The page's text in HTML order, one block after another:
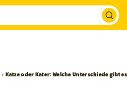
Katze oder Kater: Welche Unterschiede gibt es